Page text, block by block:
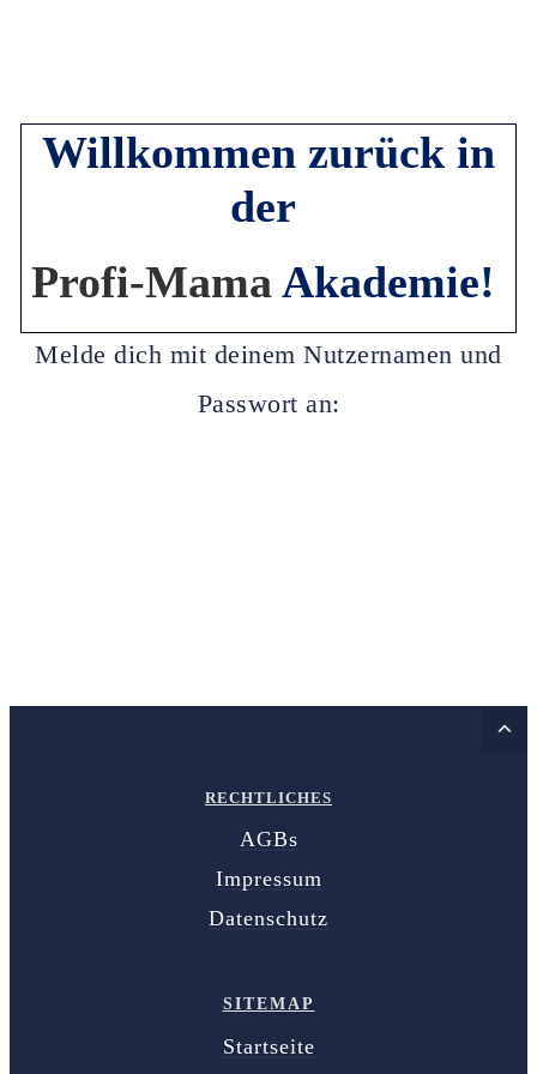
Willkommen zurück in
der
Profi-Mama Akademie!
Melde dich mit deinem Nutzernamen und
Passwort an:
RECHTLICHES
AGBs
Impressum
Datenschutz
SITEMAP
Startseite